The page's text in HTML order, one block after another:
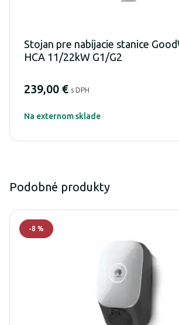
Stojan pre nabíjacie stanice
HCA 11/22kW G1/G2
239,00 € s DPH
Na externom sklade
Podobné produkty
-8 %